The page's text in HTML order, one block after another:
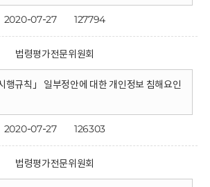
2020-07-27 127794
법령평가전문위원회
행규칙」 일부정안에 대한 개인정보 침해요인
2020-07-27 126303
법령평가전문위원회